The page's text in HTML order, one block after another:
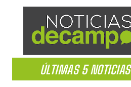
ÚLTIMAS 5 NOTICIAS